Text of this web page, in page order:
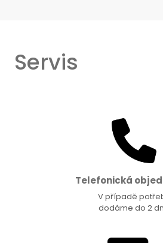
Servis
Telefonická
V případě
dodáme do 2